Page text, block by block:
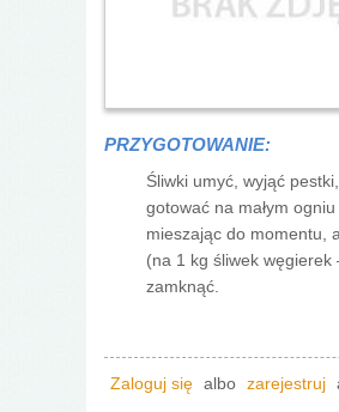
PRZYGOTOWANIE:
Śliwki umyć, wyjąć
gotować na małym
mieszając do momentu,
(na 1 kg śliwek węgierek
zamknąć.
Zaloguj się albo zarejestruj